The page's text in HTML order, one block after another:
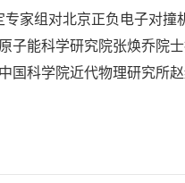
家组对北京正负电子对
子能科学研究院张焕乔院
国科学院近代物理研究所